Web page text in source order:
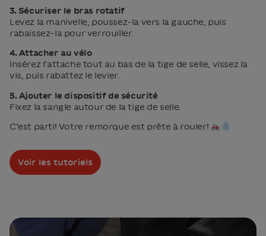
3. Sécuriser le bras rotatif
Levez la manivelle, poussez-la vers la gauche, puis
rabaissez-la pour verrouiller.
4. Attacher au vélo
Insérez l’attache tout au bas de la tige de selle, vissez la
vis, puis rabattez le levier.
5. Ajouter le dispositif de sécurité
Fixez la sangle autour de la tige de selle.
C’est parti! Votre remorque est prête à rouler!
Voir les tutoriels